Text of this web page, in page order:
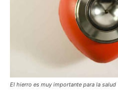
El hierro es muy importante para la salud